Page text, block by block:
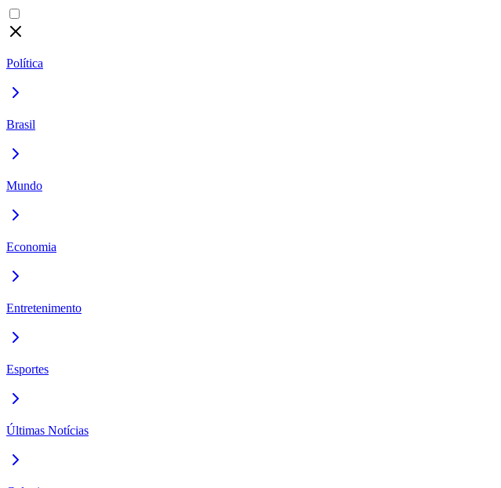
Política
Brasil
Mundo
Economia
Entretenimento
Esportes
Últimas Notícias